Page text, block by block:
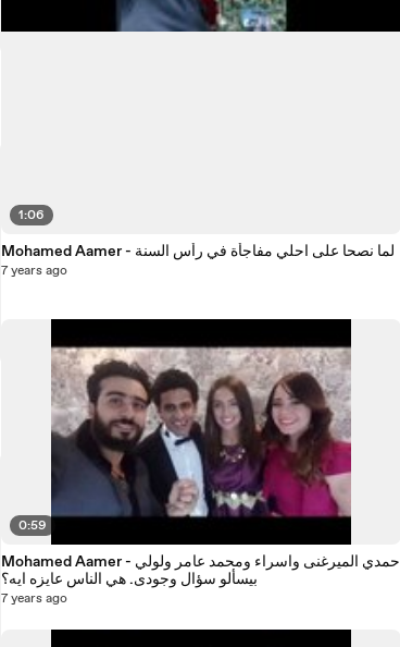
1:06
Mohamed Aamer - لما نصحا على احلي مفاجأة في رأس السنة
7 years ago
0:59
Mohamed Aamer - حمدي الميرغنى واسراء ومحمد عامر ولولي
بيسألو سؤال وجودى. هي الناس عايزه ايه؟
7 years ago